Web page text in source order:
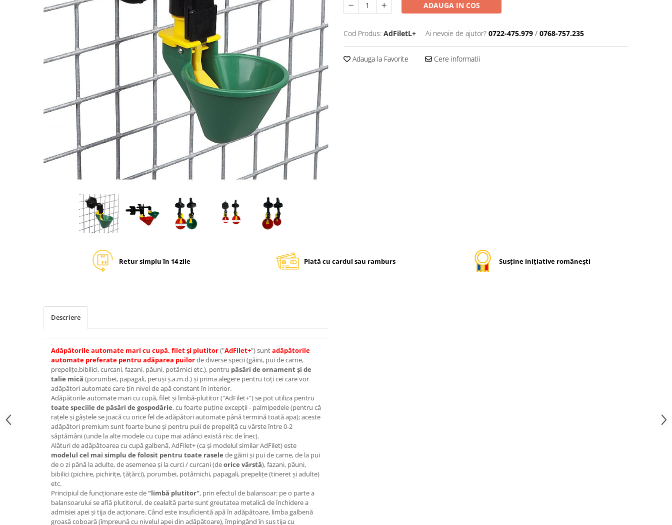
ADAUGA IN COS
Cod Produs: AdFiletL+ Ai nevoie de ajutor? 0722-475.979 / 0768-757.235
Adauga la Favorite Cere informatii
Retur simplu în 14 zile Plată cu cardul sau ramburs Susține inițiative românești
Descriere
Adăpătorile automate mari cu cupă, filet şi plutitor("AdFilet+") suntadăpătorile
automate preferate pentru adăparea puilorde diverse specii (găini, pui de carne,
prepeliţe,bibilici, curcani, fazani, păuni, potârnici etc.), pentru păsări de ornament şi de
talie mică (porumbei, papagali, peruşi ş.a.m.d.) şi prima alegere pentru toţi cei care vor
adăpători automate care ţin nivel de apă constant în interior.
Adăpătorile automate mari cu cupă, filet şi limbă-plutitor ("AdFilet+") se pot utiliza pentru
toate speciile de păsări de gospodărie, cu foarte puţine excepţii - palmipedele (pentru că
raţele şi gâştele se joacă cu orice fel de adăpători automate până termină toată apa); aceste
adăpători premium sunt foarte bune şi pentru puii de prepeliţă cu vârste între 0-2
săptămâni (unde la alte modele cu cupe mai adânci există risc de înec).
Alături de adăpătoarea cu cupă galbenă, AdFilet+ (ca şi modelul similar AdFilet) este
modelul cel mai simplu de folosit pentru toate rasele de găini şi pui de carne, de la pui
de o zi până la adulte, de asemenea şi la curci / curcani (deorice vârstă), fazani, păuni,
bibilici (pichire, pichiriţe, ţăţărci), porumbei, potârnichi, papagali, prepeliţe (tineret şi adulte)
etc.
Principiul de funcţionare este de "limbă plutitor", prin efectul de balansoar: pe o parte a
balansoarului se află plutitorul, de cealaltă parte sunt greutatea metalică de închidere a
admisiei apei şi tija de acţionare. Când este insuficientă apă în adăpătoare, limba galbenă
groasă coboară (împreună cu nivelul apei din adăpătoare), împingând în sus tija cu